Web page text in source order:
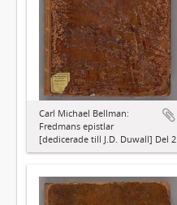
Carl Michael Bellman:
Fredmans epistlar
[dedicerade till J.D. Duwall] Del 2